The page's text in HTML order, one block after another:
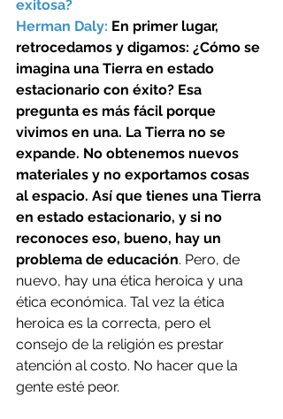
exitosa?
Herman Daly: En primer lugar,
retrocedamos y digamos: ¿Cómo se
imagina una Tierra en estado
estacionario con éxito? Esa
pregunta es más fácil porque
vivimos en una. La Tierra no se
expande. No obtenemos nuevos
materiales y no exportamos cosas
al espacio. Así que tienes una Tierra
en estado estacionario, y si no
reconoces eso, bueno, hay un
problema de educación. Pero, de
nuevo, hay una ética heroica y una
ética económica. Tal vez la ética
heroica es la correcta, pero el
consejo de la religión es prestar
atención al costo. No hacer que la
gente esté peor.